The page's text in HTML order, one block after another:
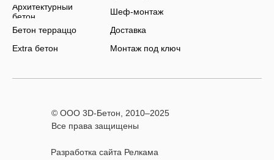
Монтаж под ключ
Доставка
Шеф-монтаж
Extra бетон
Бетон терраццо
Архитектурный
бетон
Разработка сайта Релкама
© ООО 3D-Бетон, 2010–2025
Все права защищены